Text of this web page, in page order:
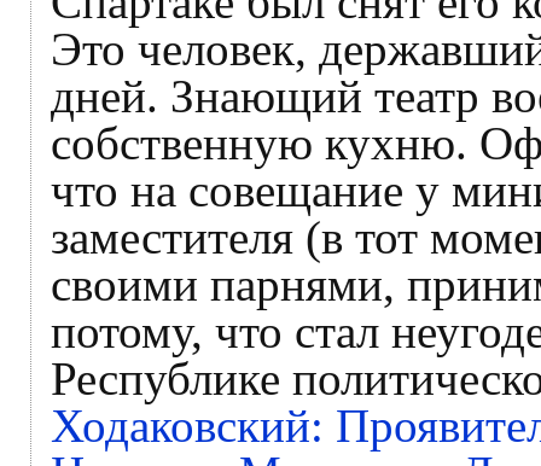
Это человек,
дней. Знающий театр
собственную кухню.
что на совещание у
заместителя (в тот
своими парнями,
потому, что стал
Республике
Ходаковский: